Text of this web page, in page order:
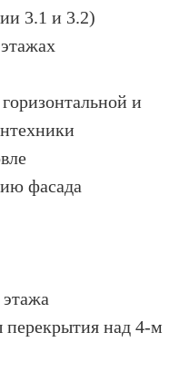
3.1 и 3.2)
и
фасада
над 4-м